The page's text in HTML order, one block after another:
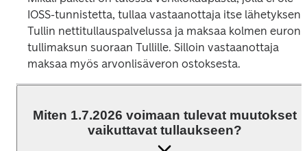
IOSS-tunnistetta, tullaa vastaanottaja itse lähetyksen
Tullin nettitullauspalvelussa ja maksaa kolmen euron
tullimaksun suoraan Tullille. Silloin vastaanottaja
maksaa myös arvonlisäveron ostoksesta.
Miten 1.7.2026 voimaan tulevat muutokset
vaikuttavat tullaukseen?